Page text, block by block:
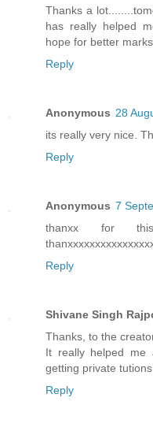
Thanks a
has really helped
hope for better marks..
Reply
Anonymous 28
its really very nice.
Reply
Anonymous 7
thanxx for this
Reply
Shivane Singh
Thanks, to the
It really helped me
getting private
Reply